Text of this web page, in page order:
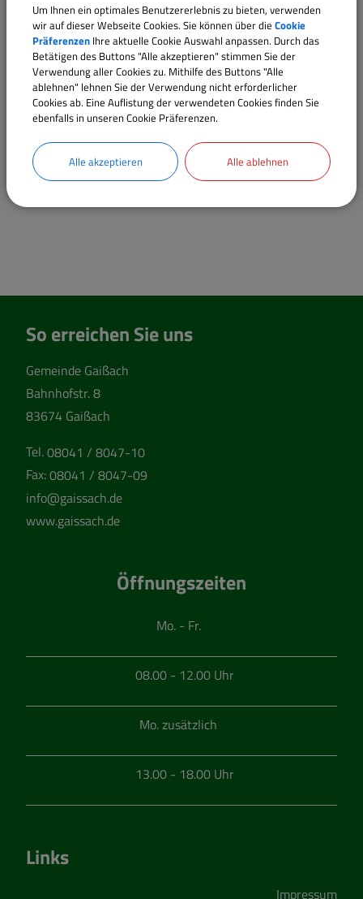
So erreichen Sie uns
Gemeinde Gaißach
Bahnhofstr. 8
83674 Gaißach
Tel.08041 / 8047-10
Fax:08041 / 8047-09
info@gaissach.de
www.gaissach.de
Öffnungszeiten
Mo. - Fr.
08.00 - 12.00 Uhr
Mo. zusätzlich
13.00 - 18.00 Uhr
Links
Impressum
Um Ihnen ein optimales Benutzererlebnis zu bieten, verwenden
wir auf dieser Webseite Cookies. Sie können über die Cookie
Präferenzen Ihre aktuelle Cookie Auswahl anpassen. Durch das
Betätigen des Buttons "Alle akzeptieren" stimmen Sie der
Verwendung aller Cookies zu. Mithilfe des Buttons "Alle
ablehnen" lehnen Sie der Verwendung nicht erforderlicher
Cookies ab. Eine Auflistung der verwendeten Cookies finden Sie
ebenfalls in unseren Cookie Präferenzen.
Alle akzeptieren Alle ablehnen